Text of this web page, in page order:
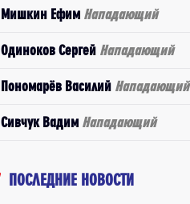
Мишкин Ефим Нападающий
Одиноков Сергей Нападающий
Пономарёв Василий Нападающий
Сивчук Вадим Нападающий
ПОСЛЕДНИЕ НОВОСТИ